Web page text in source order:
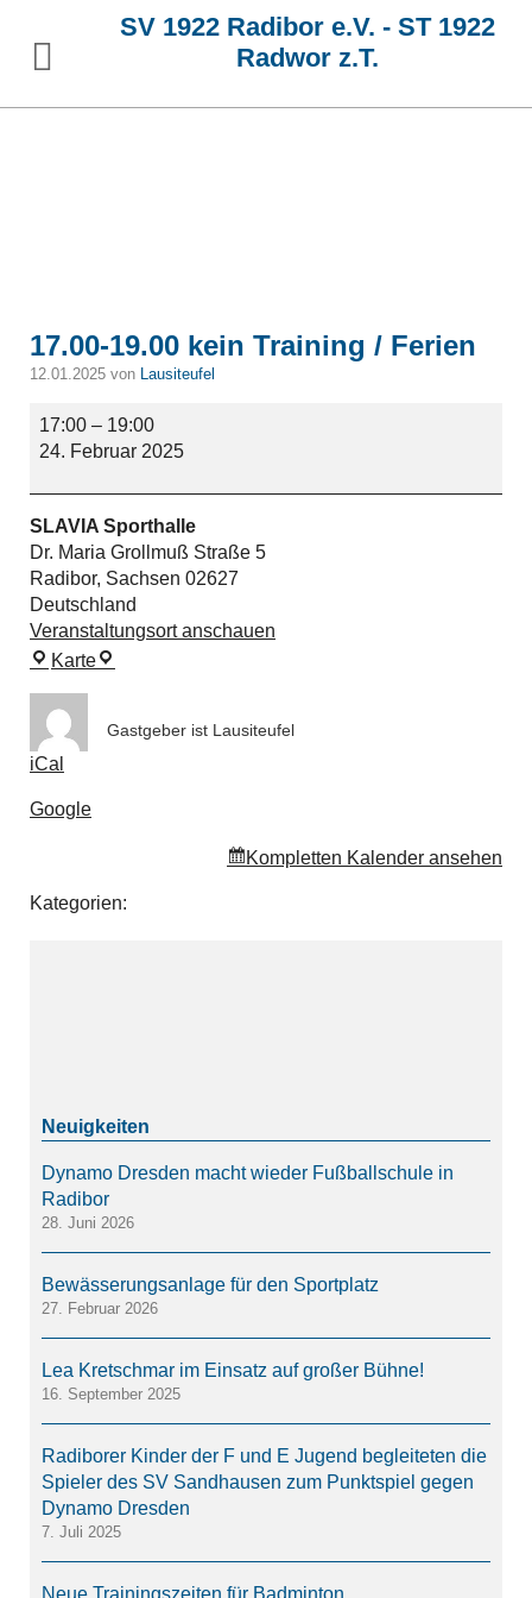
SV 1922 Radibor e.V. - ST 1922
Radwor z.T.
17.00-19.00 kein Training / Ferien
12.01.2025 von Lausiteufel
17.00-
19.00
Training
/
Ferien
17:00 – 19:00
24. Februar 2025
SLAVIA Sporthalle
Dr. Maria Grollmuß Straße 5
Radibor, Sachsen 02627
Deutschland
Veranstaltungsort anschauen
KarteSLAVIA
Gastgeber ist Lausiteufel
iCal
Google
Kompletten Kalender ansehen
Kategorien:
Dynamo Dresden macht wieder Fußballschule in
Radibor
28. Juni 2026
Bewässerungsanlage für den Sportplatz
27. Februar 2026
Lea Kretschmar im Einsatz auf großer Bühne!
16. September 2025
Radiborer Kinder der F und E Jugend begleiteten die
Spieler des SV Sandhausen zum Punktspiel gegen
Dynamo Dresden
7. Juli 2025
Neue Trainingszeiten für Badminton